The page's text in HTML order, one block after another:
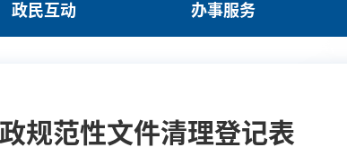
政民互动 办事服务
规范性文件清理登记表